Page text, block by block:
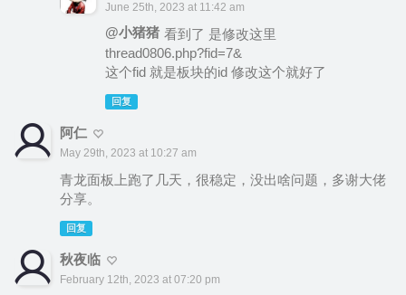
June 25th, 2023 at 11:42 am
@小猪猪 看到了 是修改这里
thread0806.php?fid=7&
这个fid 就是板块的id 修改这个就好了
回复
阿仁
May 29th, 2023 at 10:27 am
青龙面板上跑了几天，很稳定，没出啥问题，多谢大佬
分享。
回复
秋夜临
February 12th, 2023 at 07:20 pm